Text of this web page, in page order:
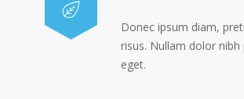
Donec ipsum diam,
risus. Nullam dolor
eget.